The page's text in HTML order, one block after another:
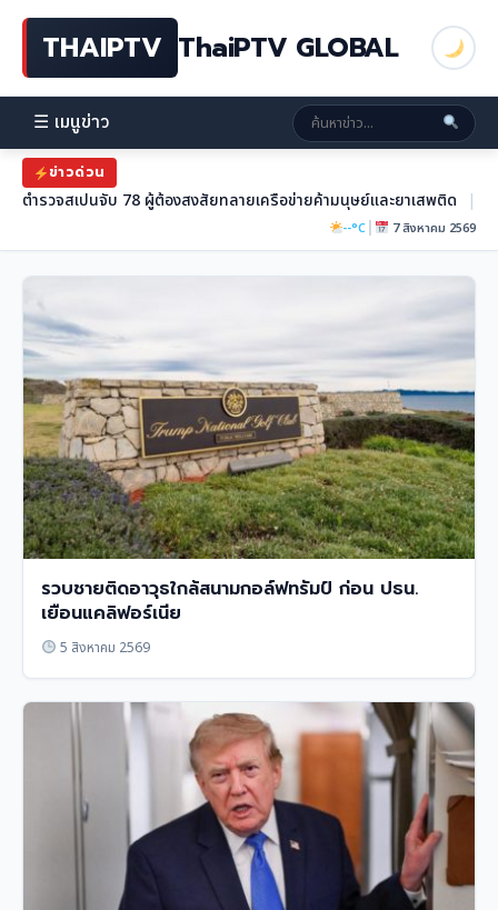
THAIPTV ThaiPTV GLOBAL
☰ เมนูข่าว
ข่าวด่วน
ตำรวจสเปนจับ 78 ผู้ต้องสงสัยทลายเครือข่ายค้ามนุษย์และยาเสพติด |
--°C| 7 สิงหาคม 2569
รวบชายติดอาวุธใกล้สนามกอล์ฟทรัมป์ ก่อน ปธน.
เยือนแคลิฟอร์เนีย
5 สิงหาคม 2569